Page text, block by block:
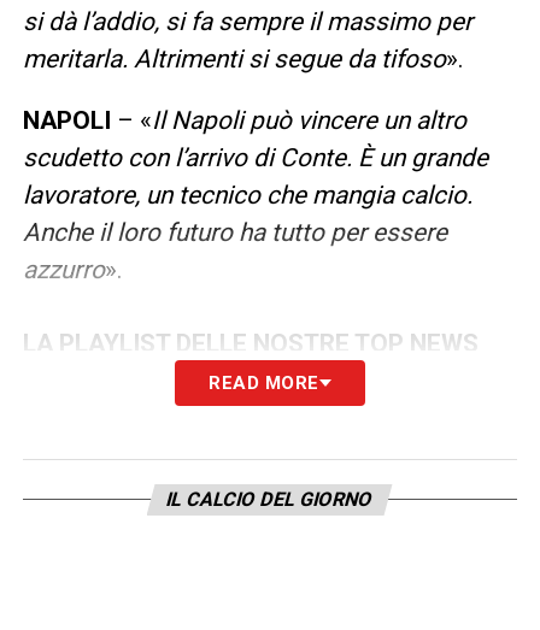
si dà l’addio, si fa sempre il massimo per
meritarla. Altrimenti si segue da tifoso».
NAPOLI – «Il Napoli può vincere un altro
scudetto con l’arrivo di Conte. È un grande
lavoratore, un tecnico che mangia calcio.
Anche il loro futuro ha tutto per essere
azzurro».
LA PLAYLIST DELLE NOSTRE TOP NEWS
READ MORE
IL CALCIO DEL GIORNO